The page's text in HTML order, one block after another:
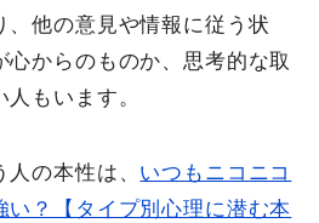
、他の意見や情報に従う状
からのものか、思考的な取
もいます。
の本性は、 いつもニコニコ
い？【タイプ別心理に潜む本